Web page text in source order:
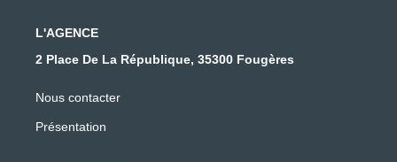
L'AGENCE
2 Place De La République, 35300 Fougères
Nous contacter
Présentation